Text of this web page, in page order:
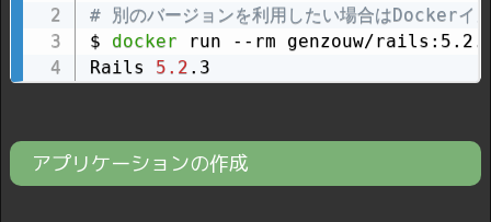
# 別のバージョンを利用したい場合はDockerイ
$ docker run --rm genzouw/
Rails 5.2 .3
アプリケーションの作成